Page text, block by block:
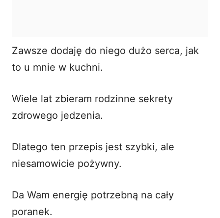
Zawsze dodaję do niego dużo serca, jak
to u mnie w kuchni.
Wiele lat zbieram rodzinne sekrety
zdrowego jedzenia.
Dlatego ten przepis jest szybki, ale
niesamowicie pożywny.
Da Wam energię potrzebną na cały
poranek.